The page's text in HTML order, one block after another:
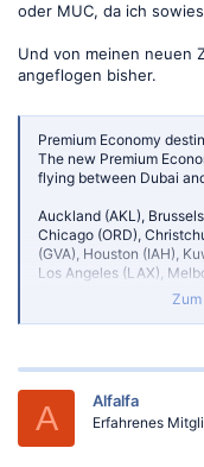
oder MUC, da ich
Und von meinen neuen
angeflogen bisher.
Premium Economy
The new Premium
flying between Dubai
Auckland (AKL),
Chicago (ORD),
(GVA), Houston (IAH),
Los Angeles (LAX),
John F Kennedy (JFK),
Paulo (GRU), Singapore
Vienna (VIE)
Coming soon
Dallas Fort Worth and
and Miami/Bogota (from
A Alfalfa
Erfahrenes